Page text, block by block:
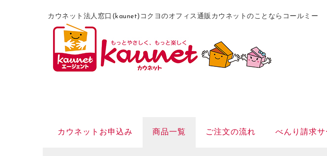
カウネット法人窓口(kaunet)コクヨのオフィス通販カウネットのことならコールミー
カウネットお申込み 商品一覧 ご注文の流れ べんり請求サ